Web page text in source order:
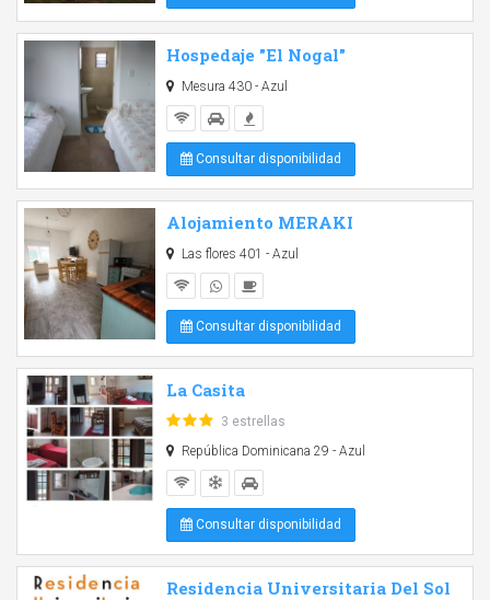
Hospedaje "El Nogal"
Mesura 430 - Azul
Consultar disponibilidad
Alojamiento MERAKI
Las flores 401 - Azul
Consultar disponibilidad
La Casita
3 estrellas
República Dominicana 29 - Azul
Consultar disponibilidad
Residencia Universitaria Del Sol